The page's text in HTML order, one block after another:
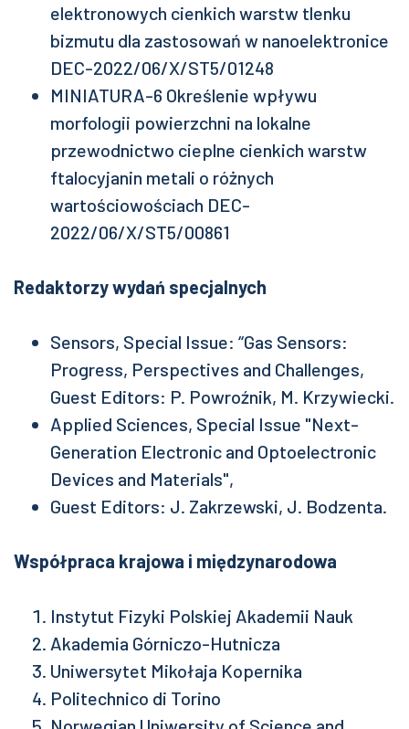
elektronowych cienkich warstw tlenku
bizmutu dla zastosowań w nanoelektronice
DEC-2022/06/X/ST5/01248
MINIATURA-6 Określenie wpływu
morfologii powierzchni na lokalne
przewodnictwo cieplne cienkich warstw
ftalocyjanin metali o różnych
wartościowościach DEC-
2022/06/X/ST5/00861
Redaktorzy wydań specjalnych
Sensors, Special Issue: “Gas Sensors:
Progress, Perspectives and Challenges,
Guest Editors: P. Powroźnik, M. Krzywiecki.
Applied Sciences, Special Issue "Next-
Generation Electronic and Optoelectronic
Devices and Materials",
Guest Editors: J. Zakrzewski, J. Bodzenta.
Współpraca krajowa i międzynarodowa
Instytut Fizyki Polskiej Akademii Nauk
Akademia Górniczo-Hutnicza
Uniwersytet Mikołaja Kopernika
Politechnico di Torino